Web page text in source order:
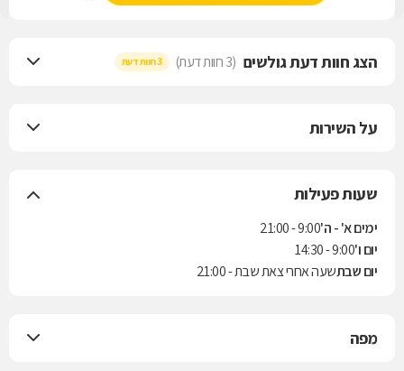
הצג חוות דעת גולשים (3 חוות דעת) 3 חוות דעת
על השירות
שעות פעילות
ימים א' - ה'9:00 - 21:00
יום ו'9:00 - 14:30
יום שבתשעה אחרי צאת שבת - 21:00
מפה